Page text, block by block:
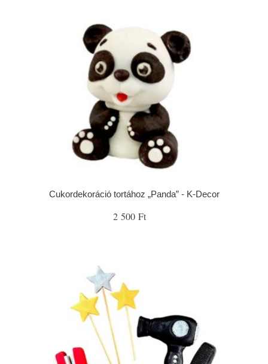
Cukordekoráció tortához „Panda” - K-Decor
2 500 Ft